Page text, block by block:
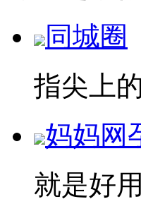
同城圈
指尖上
妈妈网
就是好用